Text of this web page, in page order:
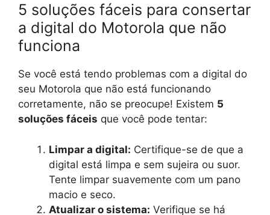
5 soluções fáceis para consertar
a digital do Motorola que não
funciona
Se você está tendo problemas com a digital do
seu Motorola que não está funcionando
corretamente, não se preocupe! Existem 5
soluções fáceis que você pode tentar:
Limpar a digital: Certifique-se de que a
digital está limpa e sem sujeira ou suor.
Tente limpar suavemente com um pano
macio e seco.
Atualizar o sistema: Verifique se há